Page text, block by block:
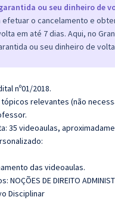
ou seu dinheiro de
efetuar o cancelamento e
em até 7 dias. Aqui, no
ou seu dinheiro de
nº01/2018.
relevantes (não
35 videoaulas,
das videoaulas.
DE DIREITO
Disciplinar